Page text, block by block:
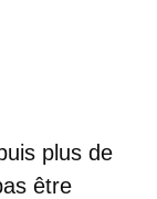
plus de
être